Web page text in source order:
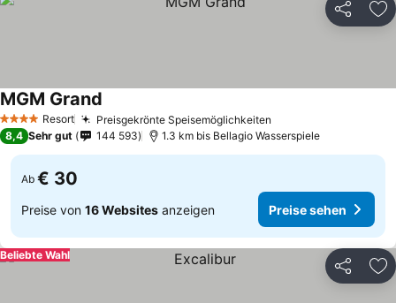
Teilen
4 Sterne Resort Preisgekrönte Speisemöglichkeiten
MGM Grand
8,4 Sehr gut 144 593 1.3 km bis Bellagio Wasserspiele
Ab € 30
Preise von 16 Websites anzeigen Preise sehen
Teilen
Beliebte Wahl